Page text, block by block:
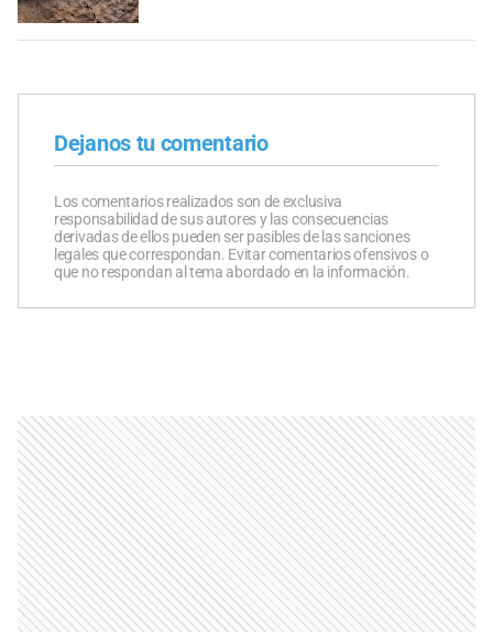
Dejanos tu comentario
Los comentarios realizados son de exclusiva
responsabilidad de sus autores y las consecuencias
derivadas de ellos pueden ser pasibles de las sanciones
legales que correspondan. Evitar comentarios ofensivos o
que no respondan al tema abordado en la información.